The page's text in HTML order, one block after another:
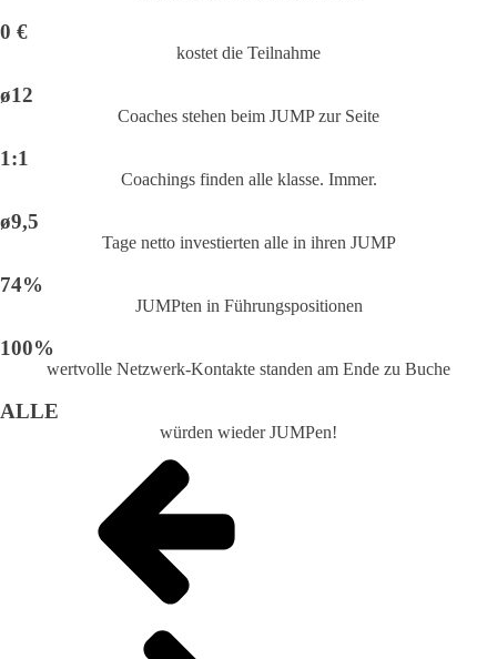
0 €
kostet die Teilnahme
ø12
Coaches stehen beim JUMP zur Seite
1:1
Coachings finden alle klasse. Immer.
ø9,5
Tage netto investierten alle in ihren JUMP
74%
JUMPten in Führungspositionen
100%
wertvolle Netzwerk-Kontakte standen am Ende zu Buche
ALLE
würden wieder JUMPen!